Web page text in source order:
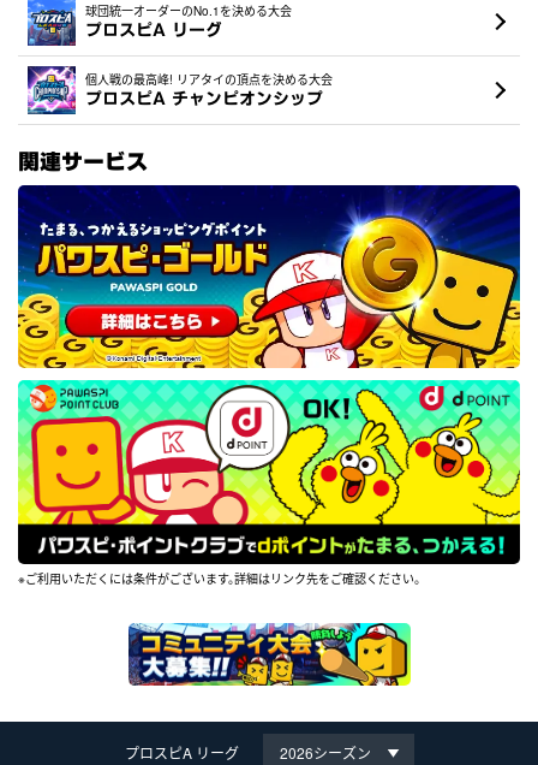
プロスピA リーグ
球団統一オーダーのNo.1を決める大会
プロスピA チャンピオンシップ
個人戦の最高峰! リアタイの頂点を決める大会
関連サービス
※ご利用いただくには条件がございます。詳細はリンク先をご確認ください。
プロスピA リーグ